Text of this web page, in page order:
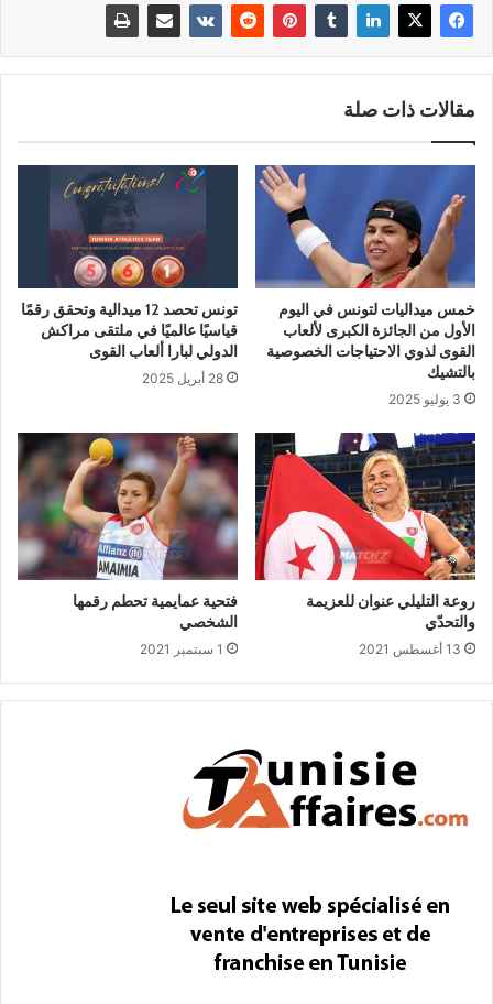
مقالات ذات صلة
خمس ميداليات لتونس في اليوم
الأول من الجائزة الكبرى لألعاب
القوى لذوي الاحتياجات الخصوصية
بالتشيك
3 يوليو 2025
تونس تحصد 12 ميدالية وتحقق رقمًا
قياسيًا عالميًا في ملتقى مراكش
الدولي لبارا ألعاب القوى
28 أبريل 2025
روعة التليلي عنوان للعزيمة
والتحدّي
13 أغسطس 2021
فتحية عمايمية تحطم رقمها
الشخصي
1 سبتمبر 2021